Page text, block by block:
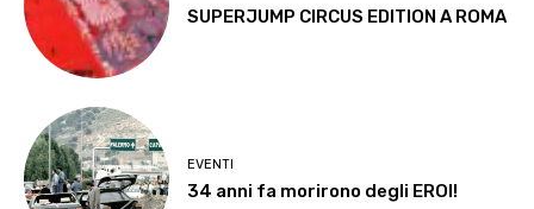
SUPERJUMP CIRCUS EDITION A ROMA
EVENTI
34 anni fa morirono degli EROI!